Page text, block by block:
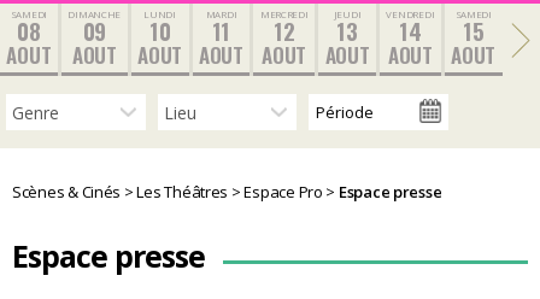
SAMEDI
08
AOUT
DIMANCHE
09
AOUT
LUNDI
10
AOUT
MARDI
11
AOUT
MERCREDI
12
AOUT
JEUDI
13
AOUT
VENDREDI
14
AOUT
SAMEDI
15
AOUT
Scènes & Cinés >Les Théâtres >Espace Pro > Espace presse
Espace presse